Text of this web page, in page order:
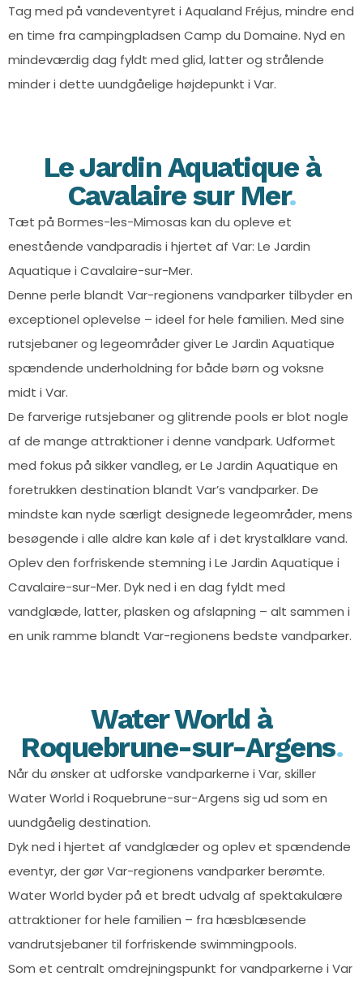
Tag med på vandeventyret i Aqualand Fréjus, mindre end
en time fra campingpladsen Camp du Domaine. Nyd en
mindeværdig dag fyldt med glid, latter og strålende
minder i dette uundgåelige højdepunkt i Var.
Le Jardin Aquatique à
Cavalaire sur Mer.
Tæt på Bormes-les-Mimosas kan du opleve et
enestående vandparadis i hjertet af Var: Le Jardin
Aquatique i Cavalaire-sur-Mer.
Denne perle blandt Var-regionens vandparker tilbyder en
exceptionel oplevelse – ideel for hele familien. Med sine
rutsjebaner og legeområder giver Le Jardin Aquatique
spændende underholdning for både børn og voksne
midt i Var.
De farverige rutsjebaner og glitrende pools er blot nogle
af de mange attraktioner i denne vandpark. Udformet
med fokus på sikker vandleg, er Le Jardin Aquatique en
foretrukken destination blandt Var’s vandparker. De
mindste kan nyde særligt designede legeområder, mens
besøgende i alle aldre kan køle af i det krystalklare vand.
Oplev den forfriskende stemning i Le Jardin Aquatique i
Cavalaire-sur-Mer. Dyk ned i en dag fyldt med
vandglæde, latter, plasken og afslapning – alt sammen i
en unik ramme blandt Var-regionens bedste vandparker.
Water World à
Roquebrune-sur-Argens.
Når du ønsker at udforske vandparkerne i Var, skiller
Water World i Roquebrune-sur-Argens sig ud som en
uundgåelig destination.
Dyk ned i hjertet af vandglæder og oplev et spændende
eventyr, der gør Var-regionens vandparker berømte.
Water World byder på et bredt udvalg af spektakulære
attraktioner for hele familien – fra hæsblæsende
vandrutsjebaner til forfriskende swimmingpools.
Som et centralt omdrejningspunkt for vandparkerne i Var